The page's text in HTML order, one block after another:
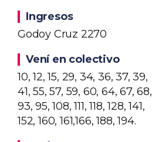
Ingresos
Godoy Cruz 2270
Vení en colectivo
10, 12, 15, 29, 34, 36, 37, 39,
41, 55, 57, 59, 60, 64, 67, 68,
93, 95, 108, 111, 118, 128, 141,
152, 160, 161,166, 188, 194.